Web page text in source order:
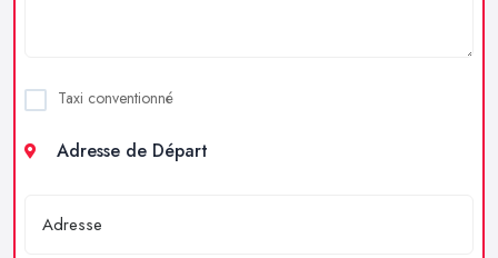
Taxi conventionné
Adresse de Départ